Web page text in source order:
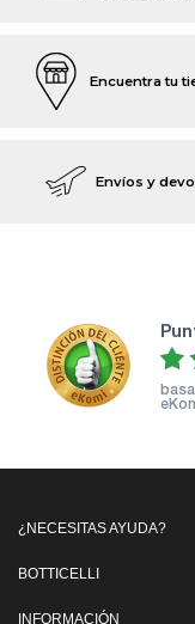
Encuentra tu
Envíos y
¿NECESITAS AYUDA?
BOTTICELLI
INFORMACIÓN